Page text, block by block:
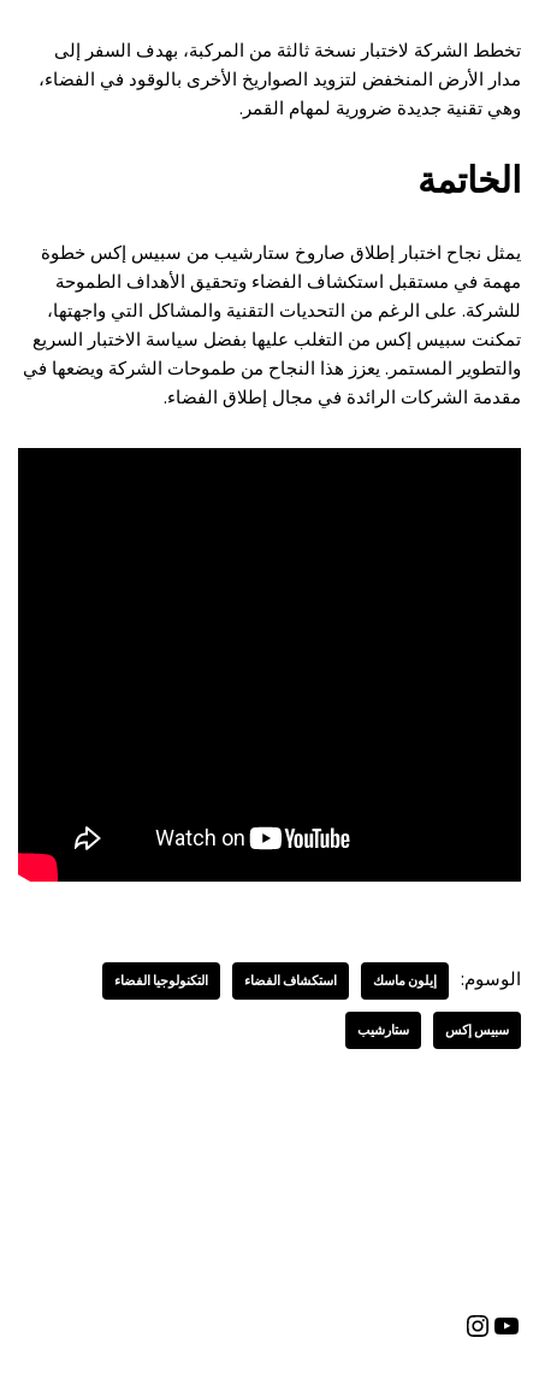
تخطط الشركة لاختبار نسخة ثالثة من المركبة، بهدف السفر إلى
مدار الأرض المنخفض لتزويد الصواريخ الأخرى بالوقود في الفضاء،
وهي تقنية جديدة ضرورية لمهام القمر.
الخاتمة
يمثل نجاح اختبار إطلاق صاروخ ستارشيب من سبيس إكس خطوة
مهمة في مستقبل استكشاف الفضاء وتحقيق الأهداف الطموحة
للشركة. على الرغم من التحديات التقنية والمشاكل التي واجهتها،
تمكنت سبيس إكس من التغلب عليها بفضل سياسة الاختبار السريع
والتطوير المستمر. يعزز هذا النجاح من طموحات الشركة ويضعها في
مقدمة الشركات الرائدة في مجال إطلاق الفضاء.
الوسوم: إيلون ماسك استكشاف الفضاء التكنولوجيا الفضاء
سبيس إكس ستارشيب